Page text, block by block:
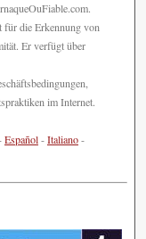
für die Erkennung von
Er verfügt über
im Internet.
Español-Italiano-